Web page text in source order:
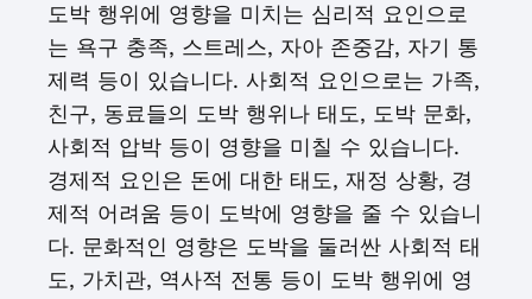
도박 행위에 영향을 미치는 심리적 요인으로
는 욕구 충족, 스트레스, 자아 존중감, 자기 통
제력 등이 있습니다. 사회적 요인으로는 가족,
친구, 동료들의 도박 행위나 태도, 도박 문화,
사회적 압박 등이 영향을 미칠 수 있습니다.
경제적 요인은 돈에 대한 태도, 재정 상황, 경
제적 어려움 등이 도박에 영향을 줄 수 있습니
다. 문화적인 영향은 도박을 둘러싼 사회적 태
도, 가치관, 역사적 전통 등이 도박 행위에 영